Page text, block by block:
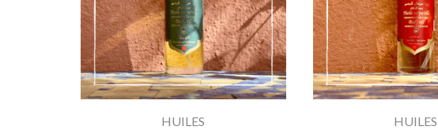
HUILES
HUILES